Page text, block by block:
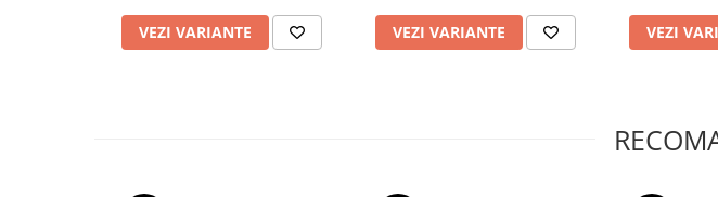
VEZI VARIANTE VEZI VARIANTE VEZI